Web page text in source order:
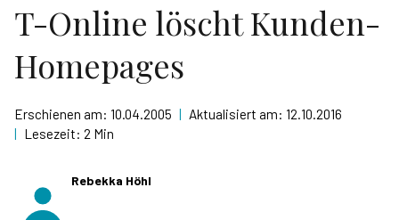
T-Online löscht Kunden-
Homepages
Erschienen am: 10.04.2005 | Aktualisiert am: 12.10.2016
| Lesezeit: 2 Min
Rebekka Höhl